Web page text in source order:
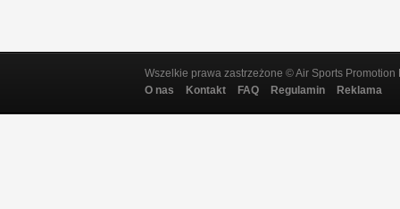
Wszelkie prawa zastrzeżone © Air Sports Promotion
O nas
Kontakt FAQ Regulamin Reklama